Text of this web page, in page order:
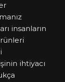
insanların
ihtiyacı